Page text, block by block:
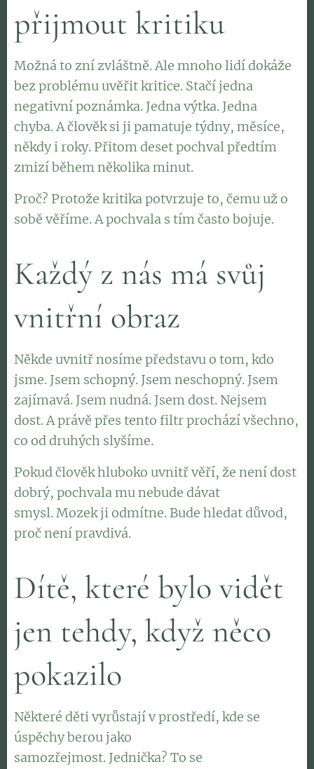
přijmout kritiku
Možná to zní zvláštně. Ale mnoho lidí dokáže
bez problému uvěřit kritice. Stačí jedna
negativní poznámka. Jedna výtka. Jedna
chyba. A člověk si ji pamatuje týdny, měsíce,
někdy i roky. Přitom deset pochval předtím
zmizí během několika minut.
Proč? Protože kritika potvrzuje to, čemu už o
sobě věříme. A pochvala s tím často bojuje.
Každý z nás má svůj
vnitřní obraz
Někde uvnitř nosíme představu o tom, kdo
jsme. Jsem schopný. Jsem neschopný. Jsem
zajímavá. Jsem nudná. Jsem dost. Nejsem
dost. A právě přes tento filtr prochází všechno,
co od druhých slyšíme.
Pokud člověk hluboko uvnitř věří, že není dost
dobrý, pochvala mu nebude dávat
smysl. Mozek ji odmítne. Bude hledat důvod,
proč není pravdivá.
Dítě, které bylo vidět
jen tehdy, když něco
pokazilo
Některé děti vyrůstají v prostředí, kde se
úspěchy berou jako
samozřejmost. Jednička? To se